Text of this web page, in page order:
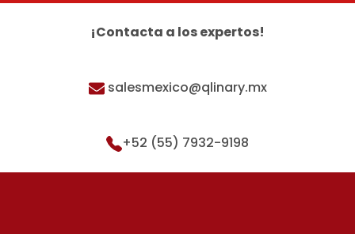
¡Contacta a los expertos!
salesmexico@qlinary.mx
+52 (55) 7932-9198